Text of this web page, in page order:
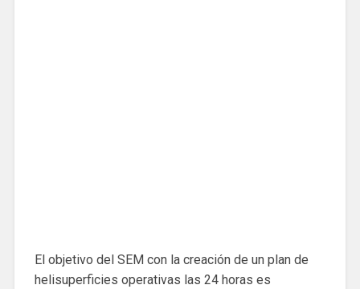
El objetivo del SEM con la creación de un plan de
helisuperficies operativas las 24 horas es